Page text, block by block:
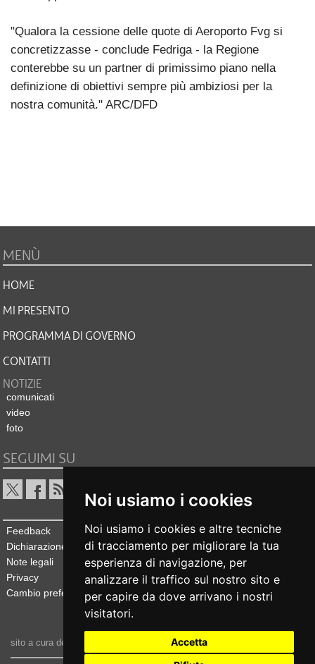
Noi usiamo i cookies
Noi usiamo i cookies e altre tecniche
di tracciamento per migliorare la tua
esperienza di navigazione, per
analizzare il traffico sul nostro sito e
per capire da dove arrivano i nostri
visitatori.
Accetta
"Qualora la cessione delle quote di Aeroporto Fvg si
concretizzasse - conclude Fedriga - la Regione
conterebbe su un partner di primissimo piano nella
definizione di obiettivi sempre più ambiziosi per la
nostra comunità." ARC/DFD
MENÙ
HOME
MI PRESENTO
PROGRAMMA DI GOVERNO
CONTATTI
NOTIZIE
comunicati
video
foto
SEGUIMI SU
Feedback
Dichiarazione di accessibilità
Note legali
Privacy
Cambio preferenze cookie
sito a cura dell' Ufficio stampa e comunicazione